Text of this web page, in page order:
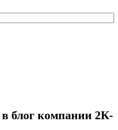
блог компании 2К-